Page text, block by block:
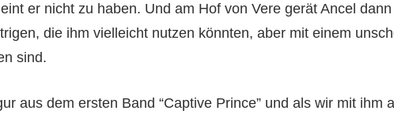
er nicht zu haben. Und am Hof von Vere gerät Ancel
die ihm vielleicht nutzen könnten, aber mit einem
sind.
aus dem ersten Band “Captive Prince” und als wir mit ihm